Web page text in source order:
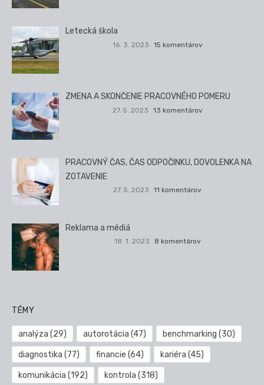
Letecká škola
16. 3. 2023 15 komentárov
ZMENA A SKONČENIE PRACOVNÉHO POMERU
27. 5. 2023 13 komentárov
PRACOVNÝ ČAS, ČAS ODPOČINKU, DOVOLENKA NA
ZOTAVENIE
27. 5. 2023 11 komentárov
Reklama a médiá
18. 1. 2023 8 komentárov
TÉMY
analýza (29) autorotácia (47) benchmarking (30)
diagnostika (77) financie (64) kariéra (45)
komunikácia (192) kontrola (318)